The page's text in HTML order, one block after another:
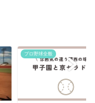
プロ野球全般